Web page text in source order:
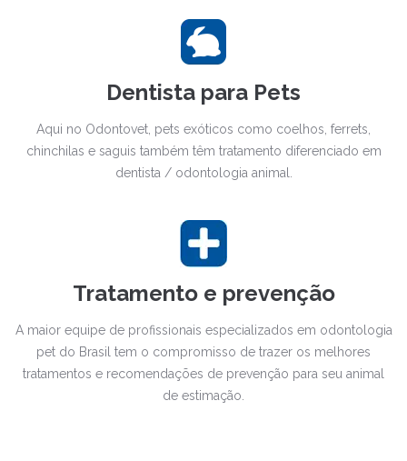
Dentista para Pets
Aqui no Odontovet, pets exóticos como coelhos, ferrets,
chinchilas e saguis também têm tratamento diferenciado em
dentista / odontologia animal.
Tratamento e prevenção
A maior equipe de profissionais especializados em odontologia
pet do Brasil tem o compromisso de trazer os melhores
tratamentos e recomendações de prevenção para seu animal
de estimação.